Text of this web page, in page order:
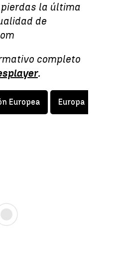
la última
de
completo
.
Europea Europa